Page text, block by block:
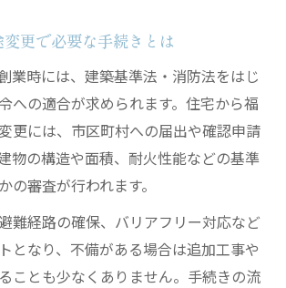
更で必要な手続きとは
業時には、建築基準法・消防法をはじ
への適合が求められます。住宅から福
更には、市区町村への届出や確認申請
物の構造や面積、耐火性能などの基準
の審査が行われます。
難経路の確保、バリアフリー対応など
となり、不備がある場合は追加工事や
ことも少なくありません。手続きの流